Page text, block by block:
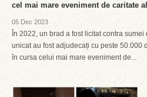
cel mai mare eveniment de caritate
05 Dec 2023
În 2022, un brad a fost licitat contra
unicat au fost adjudecați cu peste
în cursa celui mai mare eveniment de...